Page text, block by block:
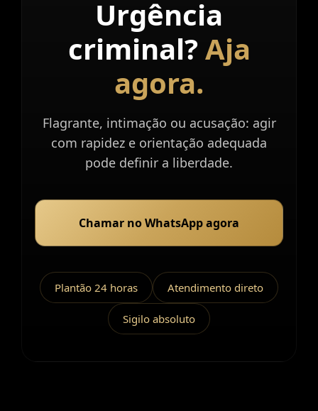
Urgência
criminal?Aja
agora.
Flagrante, intimação ou acusação: agir
com rapidez e orientação adequada
pode definir a liberdade.
Chamar no WhatsApp agora
Plantão 24 horas Atendimento direto
Sigilo absoluto